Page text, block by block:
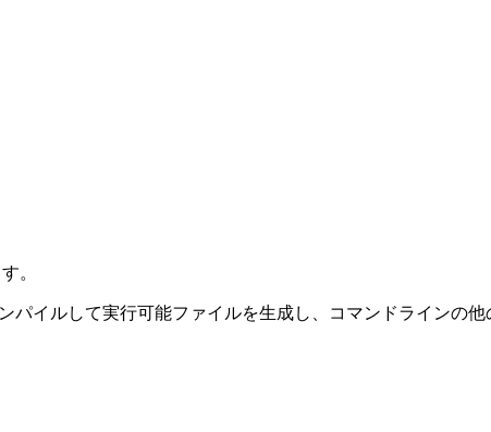
。
イルして実行可能ファイルを生成し、コマンドラインの